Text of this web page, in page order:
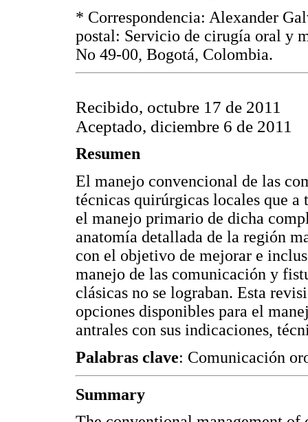
* Correspondencia: Alexander
postal: Servicio de cirugía oral y
No 49-00, Bogotá, Colombia.
Recibido, octubre 17 de 2011
Aceptado, diciembre 6 de 2011
Resumen
El manejo convencional de las
técnicas quirúrgicas locales que a
el manejo primario de dicha
anatomía detallada de la región
con el objetivo de mejorar e
manejo de las comunicación y
clásicas no se lograban. Esta
opciones disponibles para el
antrales con sus indicaciones,
Palabras clave: Comunicación
Summary